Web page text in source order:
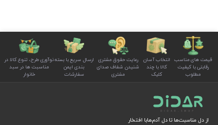
قیمت های مناسب
رقابتی با کیفیت
مطلوب
انتخاب آسان
کالا با چند
کلیک
رعایت حقوق مشتری
شنیدن شفاف صدای
مشتری
ارسال سریع با بسته
بندی ایمن
سفارشات
نوآوری طرح، تنوع کالا در
مناسبت ها در سبد
خانوار
از دل مناسبت‌ها تا دل آدم‌هابا افتخار